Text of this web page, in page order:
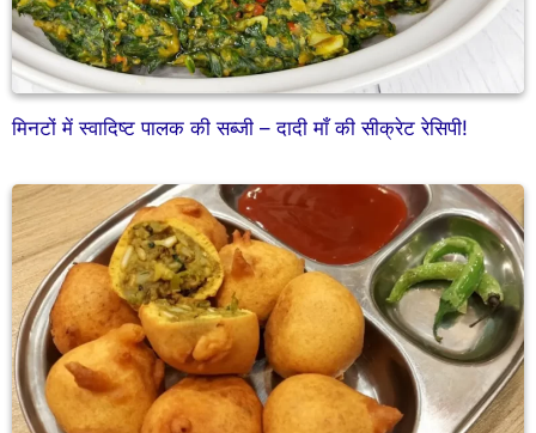
मिनटों में स्वादिष्ट पालक की सब्जी – दादी माँ की सीक्रेट रेसिपी!